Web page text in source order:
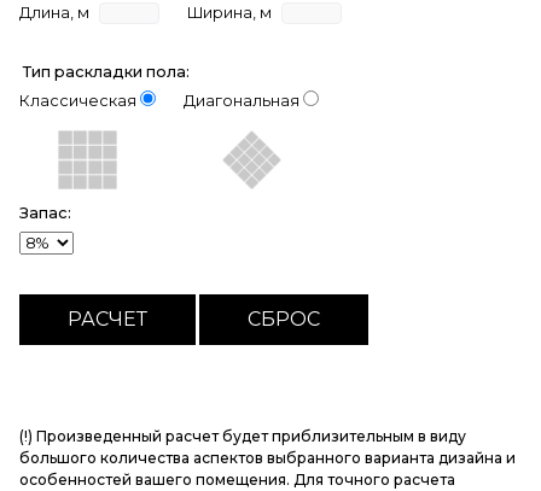
Длина, м
Ширина, м
Тип раскладки пола:
Классическая
Диагональная
Запас:
(!) Произведенный расчет будет приблизительным в виду
большого количества аспектов выбранного варианта дизайна и
особенностей вашего помещения. Для точного расчета